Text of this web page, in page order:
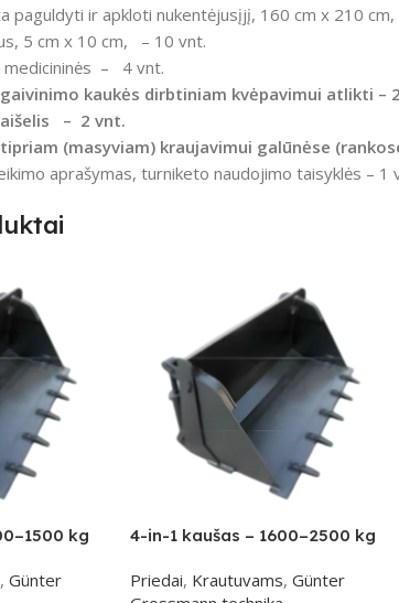
paguldyti ir apkloti nukentėjusįjį, 160 cm x 210
5 cm x 10 cm, – 10 vnt.
medicininės – 4 vnt.
kaukės dirbtiniam kvėpavimui atlikti –
– 2 vnt.
(masyviam) kraujavimui galūnėse
aprašymas, turniketo naudojimo taisyklės – 1
kg
, Günter
4-in-1 kaušas – 1600–2500 kg
Priedai, Krautuvams, Günter